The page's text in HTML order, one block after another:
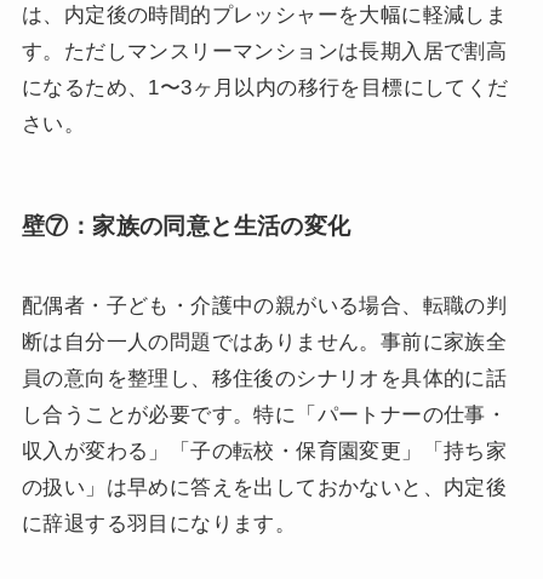
は、内定後の時間的プレッシャーを大幅に軽減しま
す。ただしマンスリーマンションは長期入居で割高
になるため、1〜3ヶ月以内の移行を目標にしてくだ
さい。
壁⑦：家族の同意と生活の変化
配偶者・子ども・介護中の親がいる場合、転職の判
断は自分一人の問題ではありません。事前に家族全
員の意向を整理し、移住後のシナリオを具体的に話
し合うことが必要です。特に「パートナーの仕事・
収入が変わる」「子の転校・保育園変更」「持ち家
の扱い」は早めに答えを出しておかないと、内定後
に辞退する羽目になります。